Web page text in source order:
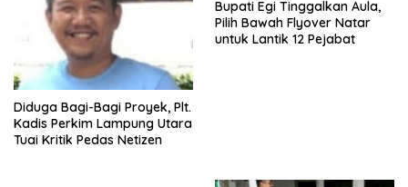
Diduga Bagi-Bagi Proyek, Plt.
Kadis Perkim Lampung Utara
Tuai Kritik Pedas Netizen
Bupati Egi Tinggalkan Aula,
Pilih Bawah Flyover Natar
untuk Lantik 12 Pejabat